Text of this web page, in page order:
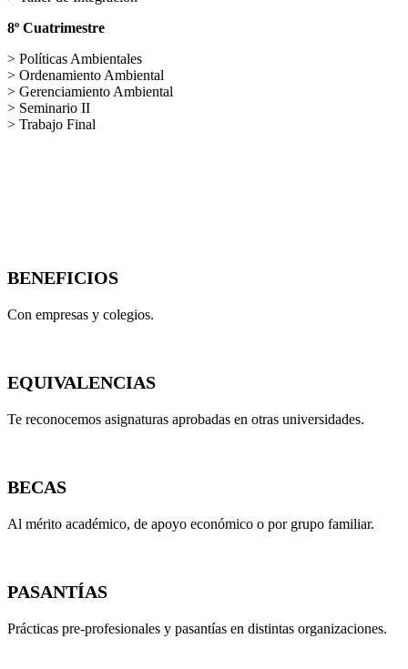
8º Cuatrimestre
> Políticas Ambientales
> Ordenamiento Ambiental
> Gerenciamiento Ambiental
> Seminario II
> Trabajo Final
BENEFICIOS
Con empresas y colegios.
EQUIVALENCIAS
Te reconocemos asignaturas aprobadas en otras universidades.
BECAS
Al mérito académico, de apoyo económico o por grupo familiar.
PASANTÍAS
Prácticas pre-profesionales y pasantías en distintas organizaciones.